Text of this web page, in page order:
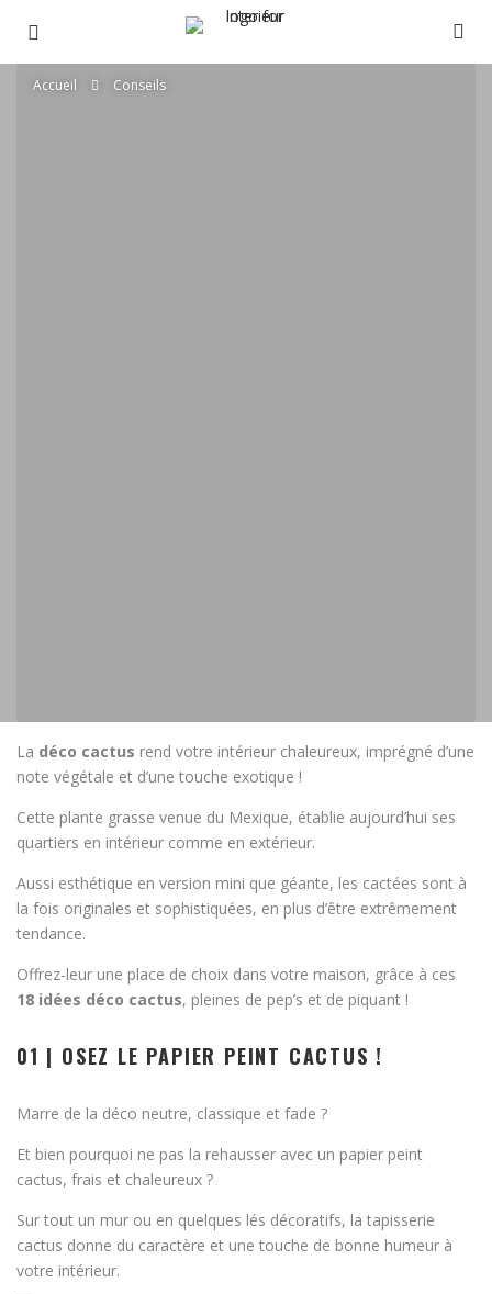
Accueil Conseils
La déco cactus rend votre intérieur chaleureux, imprégné d’une
note végétale et d’une touche exotique !
Cette plante grasse venue du Mexique, établie aujourd’hui ses
quartiers en intérieur comme en extérieur.
Aussi esthétique en version mini que géante, les cactées sont à
la fois originales et sophistiquées, en plus d’être extrêmement
tendance.
Offrez-leur une place de choix dans votre maison, grâce à ces
18 idées déco cactus, pleines de pep’s et de piquant !
01 | OSEZ LE PAPIER PEINT CACTUS !
Marre de la déco neutre, classique et fade ?
Et bien pourquoi ne pas la rehausser avec un papier peint
cactus, frais et chaleureux ?
Sur tout un mur ou en quelques lés décoratifs, la tapisserie
cactus donne du caractère et une touche de bonne humeur à
votre intérieur.